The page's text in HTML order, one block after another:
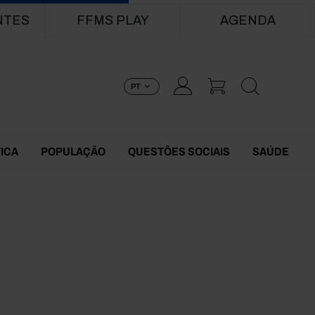
FFMS PLAY AGENDA
PT
POPULAÇÃO QUESTÕES SOCIAIS SAÚDE